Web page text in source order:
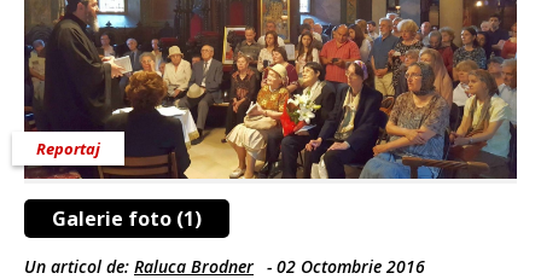
Galerie foto (1)
Reportaj
Un articol de: Raluca Brodner - 02 Octombrie 2016